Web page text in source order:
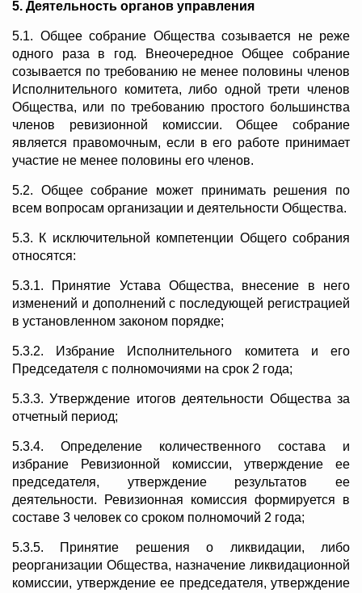
5. Деятельность органов управления
5.1. Общее собрание Общества созывается не реже
одного раза в год. Внеочередное Общее собрание
созывается по требованию не менее половины членов
Исполнительного комитета, либо одной трети членов
Общества, или по требованию простого большинства
членов ревизионной комиссии. Общее собрание
является правомочным, если в его работе принимает
участие не менее половины его членов.
5.2. Общее собрание может принимать решения по
всем вопросам организации и деятельности Общества.
5.3. К исключительной компетенции Общего собрания
относятся:
5.3.1. Принятие Устава Общества, внесение в него
изменений и дополнений с последующей регистрацией
в установленном законом порядке;
5.3.2. Избрание Исполнительного комитета и его
Председателя с полномочиями на срок 2 года;
5.3.3. Утверждение итогов деятельности Общества за
отчетный период;
5.3.4. Определение количественного состава и
избрание Ревизионной комиссии, утверждение ее
председателя, утверждение результатов ее
деятельности. Ревизионная комиссия формируется в
составе 3 человек со сроком полномочий 2 года;
5.3.5. Принятие решения о ликвидации, либо
реорганизации Общества, назначение ликвидационной
комиссии, утверждение ее председателя, утверждение